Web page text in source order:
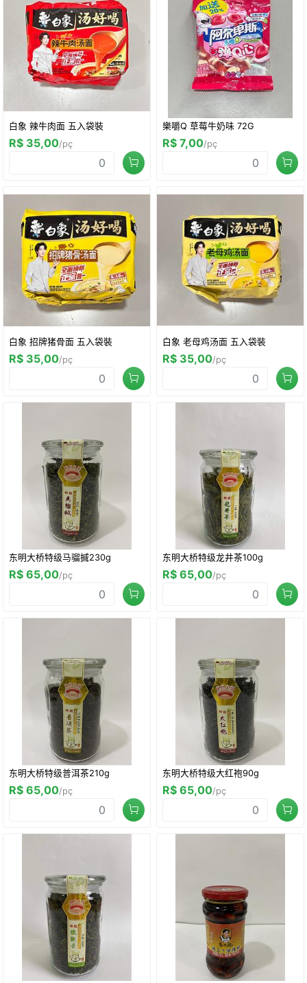
白象 辣牛肉面 五入袋裝
R$ 35,00/pç
樂嚼Q 草莓牛奶味 72G
R$ 7,00/pç
白象 招牌猪骨面 五入袋裝
R$ 35,00/pç
白象 老母鸡汤面 五入袋裝
R$ 35,00/pç
东明大桥特级马骝搣230g
R$ 65,00/pç
东明大桥特级龙井茶100g
R$ 65,00/pç
东明大桥特级普洱茶210g
R$ 65,00/pç
东明大桥特级大红袍90g
R$ 65,00/pç